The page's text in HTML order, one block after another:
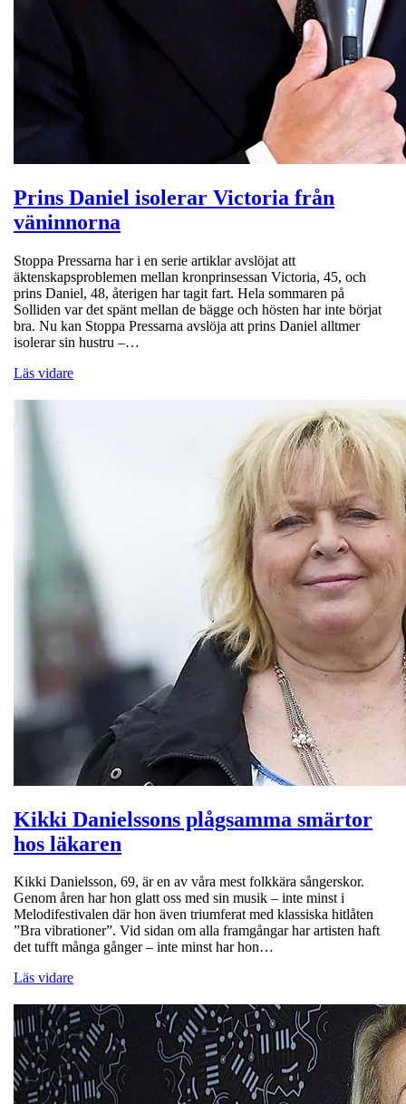
Prins Daniel isolerar Victoria från
väninnorna
Stoppa Pressarna har i en serie artiklar avslöjat att
äktenskapsproblemen mellan kronprinsessan Victoria, 45, och
prins Daniel, 48, återigen har tagit fart. Hela sommaren på
Solliden var det spänt mellan de bägge och hösten har inte börjat
bra. Nu kan Stoppa Pressarna avslöja att prins Daniel alltmer
isolerar sin hustru –…
Läs vidare
Kikki Danielssons plågsamma smärtor
hos läkaren
Kikki Danielsson, 69, är en av våra mest folkkära sångerskor.
Genom åren har hon glatt oss med sin musik – inte minst i
Melodifestivalen där hon även triumferat med klassiska hitlåten
”Bra vibrationer”. Vid sidan om alla framgångar har artisten haft
det tufft många gånger – inte minst har hon…
Läs vidare